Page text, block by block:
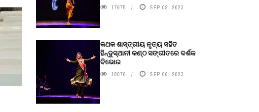
17675 SEP 09, 2023
କଥକ ଶାସ୍ତ୍ରୀୟ ନୃତ୍ୟ ସହିତ
ହିନ୍ଦୁସ୍ଥାନୀ କଣ୍ଠ ସଙ୍ଗୀତରେ ଦର୍ଶକ
ବିଭୋର
18076 SEP 06, 2023